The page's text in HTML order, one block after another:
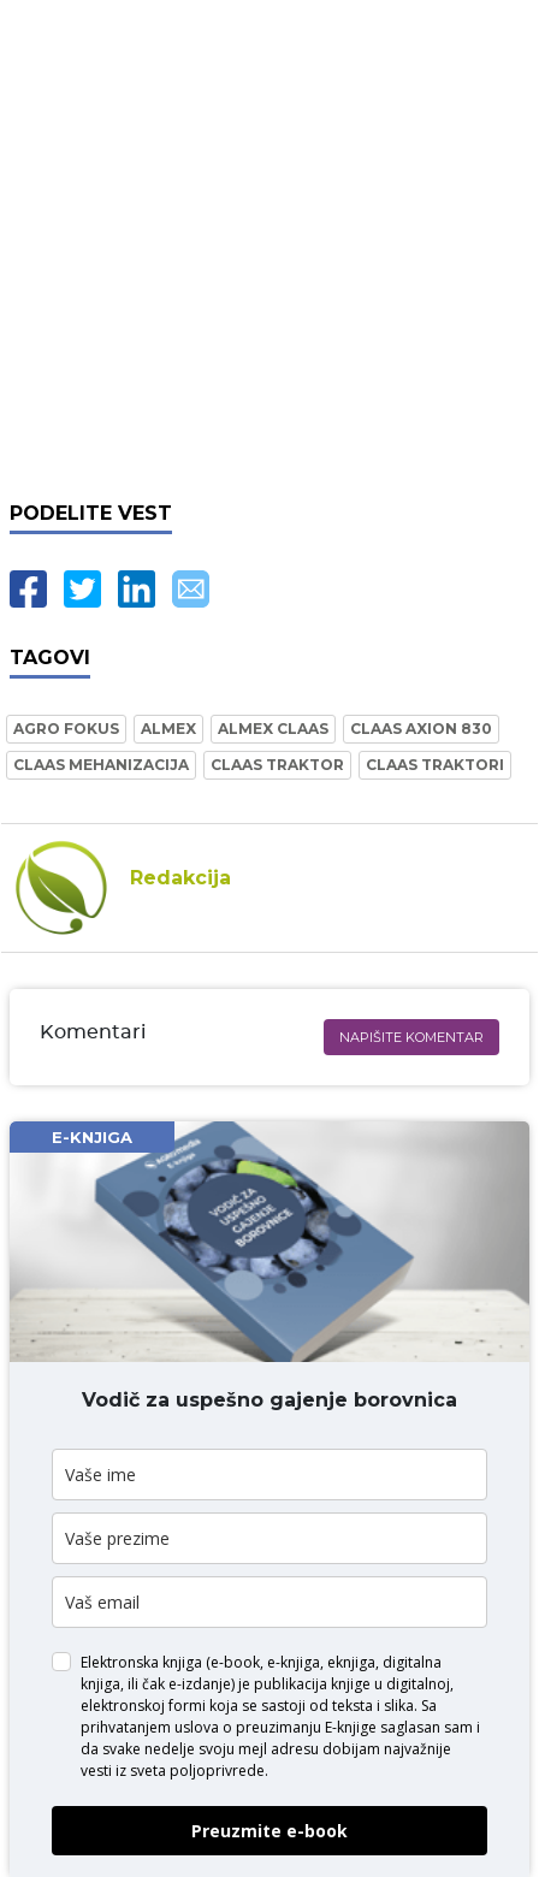
PODELITE VEST
TAGOVI
AGRO FOKUS ALMEX ALMEX CLAAS
CLAAS AXION 830
CLAAS MEHANIZACIJA
CLAAS TRAKTOR CLAAS TRAKTORI
Redakcija
Komentari NAPIŠITE KOMENTAR
Email* obavezno
Komentar* obavezno
DODAJ KOMENTAR
E-KNJIGA
Vodič za uspešno gajenje borovnica
Elektronska knjiga (e-book, e-knjiga, eknjiga, digitalna
knjiga, ili čak e-izdanje) je publikacija knjige u digitalnoj,
elektronskoj formi koja se sastoji od teksta i slika. Sa
prihvatanjem uslova o preuzimanju E-knjige saglasan sam i
da svake nedelje svoju mejl adresu dobijam najvažnije
vesti iz sveta poljoprivrede.
Preuzmite e-book